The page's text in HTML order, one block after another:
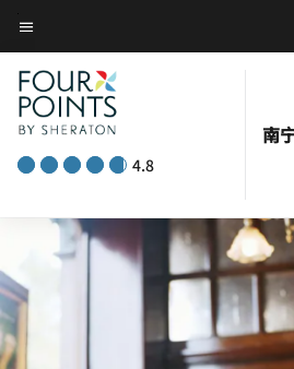
Skip
to
main
content
菜单文本
4.8
南